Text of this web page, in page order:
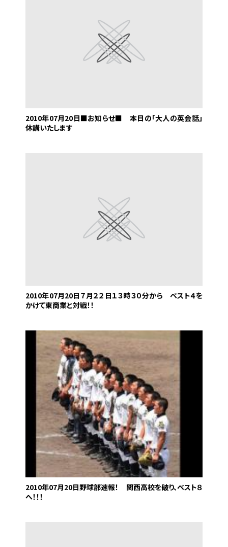
2010年07月20日■お知らせ■ 本日の「大人の英会話」
休講いたします
2010年07月20日 ７月２２日１３時３０分から ベスト４を
かけて東商業と対戦！！
2010年07月20日野球部速報！ 関西高校を破り、ベスト８
へ！！！